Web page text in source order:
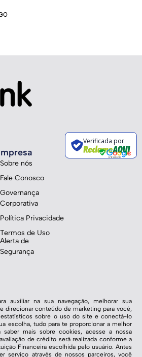
auxiliar na sua navegação, melhorar sua
direcionar conteúdo de marketing para você,
sobre o uso do site e conectá-lo
escolha, tudo para te proporcionar a melhor
saber mais sobre cookies, acesse a nossa
de crédito será realizada conforme a
Financeira escolhida pelo usuário. Antes
serviço através de nossos parceiros, você
Sobre nós
Fale Conosco
Governança
Corporativa
Política Privacidade
Termos de Uso
Alerta de
Segurança
Verificada por